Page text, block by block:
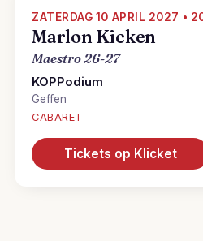
ZATERDAG 10 APRIL 2027 •
Marlon Kicken
Maestro 26-27
KOPPodium
Geffen
CABARET
Tickets op Klicket